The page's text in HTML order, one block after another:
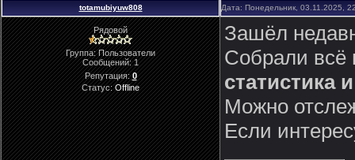
totamubiyuw808 Дата: Понедельник, 03.11.2025,
Рядовой
Группа: Пользователи
Сообщений:1
Репутация:0
Статус:Offline
Зашёл
Собрали всё
статистика
Можно
Если